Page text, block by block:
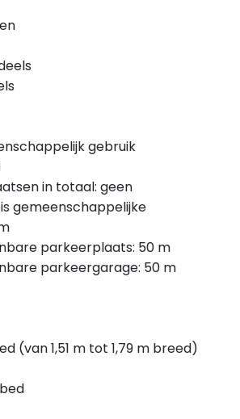
gebruik
in totaal: geen
gemeenschappelijke
parkeerplaats: 50 m
parkeergarage: 50 m
(van 1,51 m tot 1,79 m breed)